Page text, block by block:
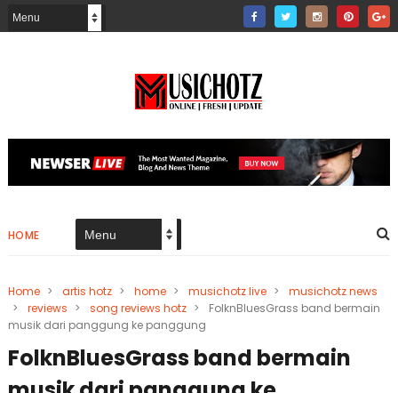
HOME
Home > artis hotz > home > musichotz live >
musichotz news
>
reviews > song reviews hotz >
FolknBluesGrass band bermain
musik dari panggung ke panggung
FolknBluesGrass band bermain